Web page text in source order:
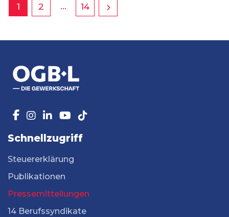
1 2 … 14
Schnellzugriff
Steuererklärung
Publikationen
Pressemitteilungen
14 Berufssyndikate